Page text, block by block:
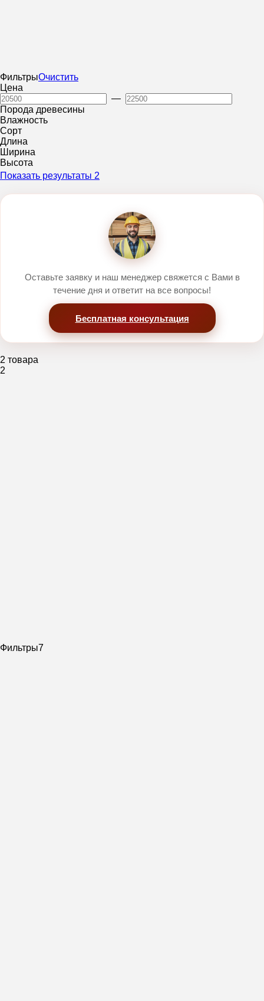
ФильтрыОчистить
Цена
—
Порода древесины
Влажность
Сорт
Длина
Ширина
Высота
Показать результаты 2
Оставьте заявку и наш менеджер свяжется с Вами в
течение дня и ответит на все вопросы!
Бесплатная консультация
2 товара
2
Фильтры7